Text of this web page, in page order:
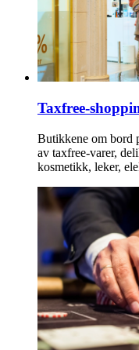
Taxfree-
Butikkene om bord
av taxfree-varer,
kosmetikk, leker,